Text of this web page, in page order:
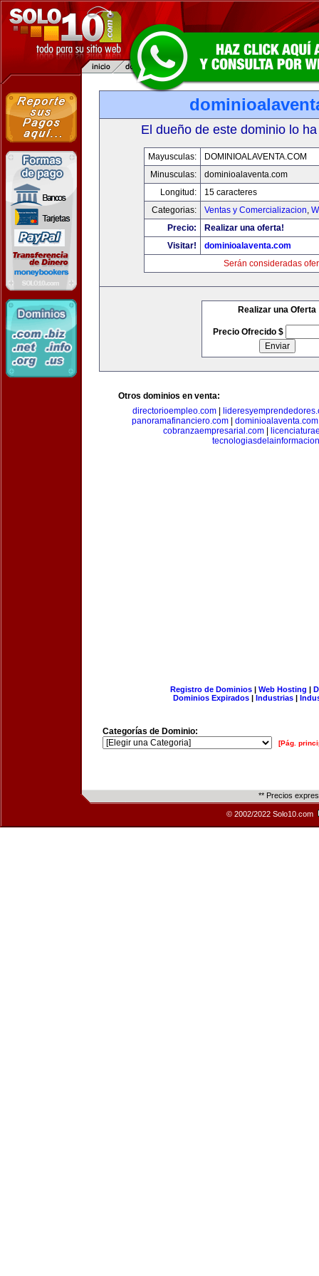
El dueño de este dominio lo
Mayusculas:
DOMINIOALAVENTA.COM
Minusculas:
dominioalaventa.com
Longitud:
15 caracteres
Categorias:
Ventas y Comercializacion,
Precio:
Realizar una oferta!
Visitar!
dominioalaventa.com
Serán consideradas
Realizar una Oferta
Precio Ofrecido $
Otros dominios en venta:
directorioempleo.com
panoramafinanciero.com
dominioalaventa.com
cobranzaempresarial.com
Registro de Dominios| Web Hosting |
Dominios Expirados | Industrias |
Categorías de Dominio:
[Pág.
** Precios
© 2002/2022 Solo10.com